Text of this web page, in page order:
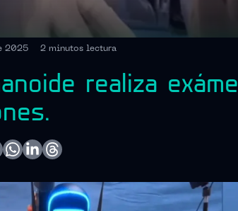
2025 2 minutos lectura
realiza